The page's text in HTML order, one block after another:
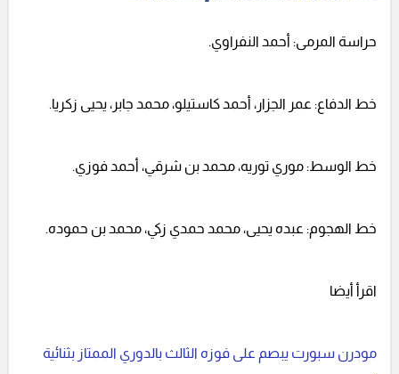
حراسة المرمى: أحمد النفراوي.
خط الدفاع: عمر الجزار، أحمد كاستيلو، محمد جابر، يحيى زكريا.
خط الوسط: موري توريه، محمد بن شرقي، أحمد فوزي.
خط الهجوم: عبده يحيى، محمد حمدي زكي، محمد بن حموده.
اقرأ أيضا
مودرن سبورت يبصم على فوزه الثالث بالدوري الممتاز بثنائية